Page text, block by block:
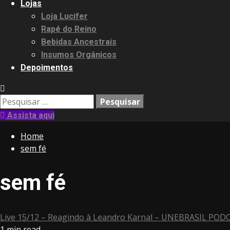
Lojas
Loja Lucifer
Rapé do Reino
Bebidas Ancestrais
Insumos Orgânicos
Depoimentos
Pesquisar
por:Assista aqui
Home
sem fé
sem fé
Live 15/12 – Reagindo à Leandro Karnal – UNEBRASIL